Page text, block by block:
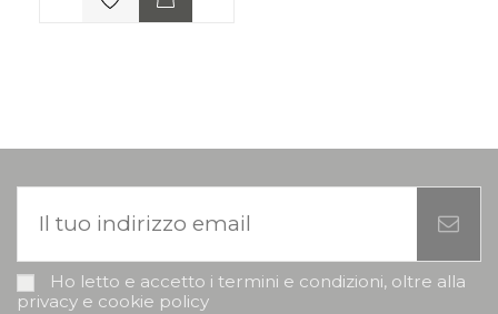
Ho letto e accetto i termini e condizioni, oltre alla
privacy e cookie policy